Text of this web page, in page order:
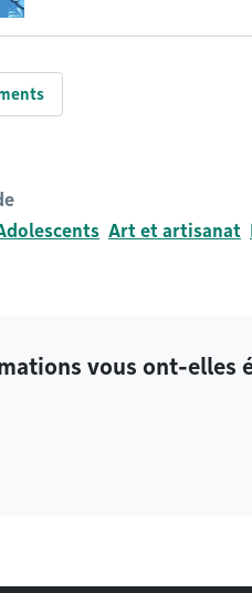
Art et artisanat
vous ont-elles